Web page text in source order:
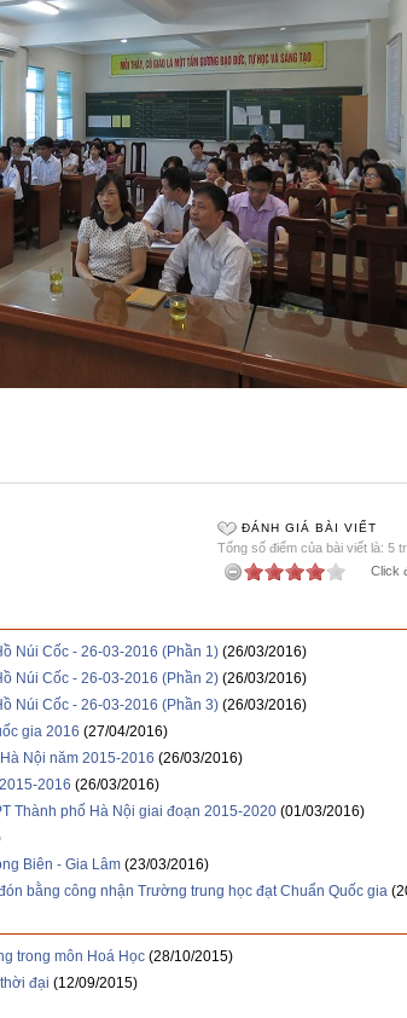
ĐÁNH GIÁ BÀI VIẾT
Tổng số điểm của bài viết là: 5
Click
Núi Cốc - 26-03-2016 (Phần 1) (26/03/2016)
Núi Cốc - 26-03-2016 (Phần 2) (26/03/2016)
Núi Cốc - 26-03-2016 (Phần 3) (26/03/2016)
gia 2016 (27/04/2016)
Nội năm 2015-2016 (26/03/2016)
2016 (26/03/2016)
Thành phố Hà Nội giai đoạn 2015-2020 (01/03/2016)
Biên - Gia Lâm (23/03/2016)
bằng công nhận Trường trung học đạt Chuẩn Quốc gia
trong môn Hoá Học (28/10/2015)
đại (12/09/2015)